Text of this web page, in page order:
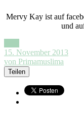
Mervy Kay ist auf
und
15. November 2013
von Primamuslima
Teilen